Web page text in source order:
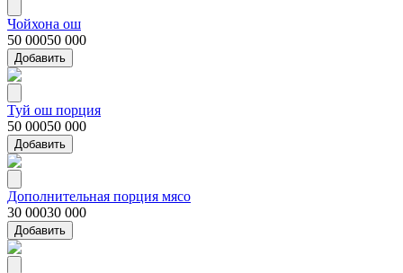
Чойхона ош
50 00050 000
Добавить
Туй ош порция
50 00050 000
Добавить
Дополнительная порция мясо
30 00030 000
Добавить